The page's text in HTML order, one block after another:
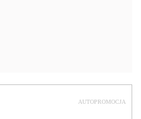
AUTOPROMOCJA